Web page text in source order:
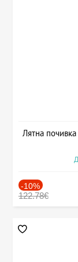
Лятна
-10%
122.78€